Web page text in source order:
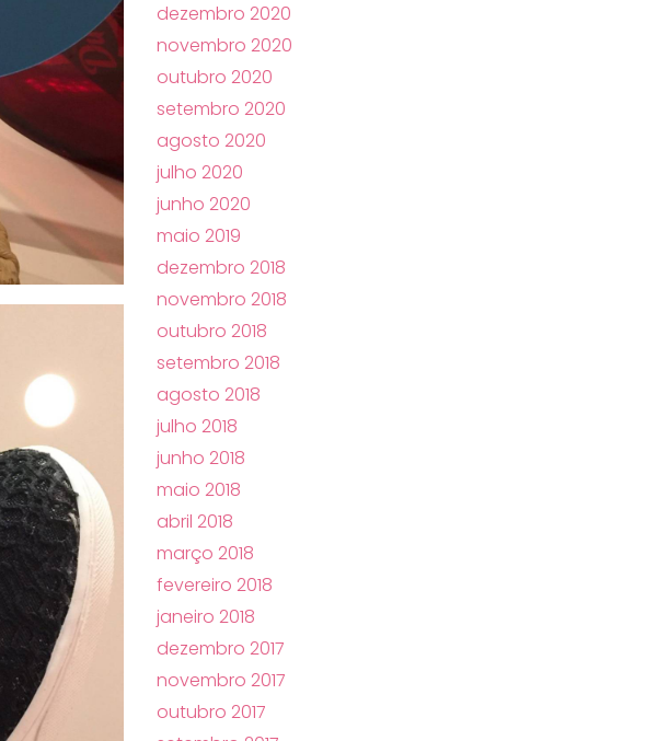
dezembro 2020
novembro 2020
outubro 2020
setembro 2020
agosto 2020
julho 2020
junho 2020
maio 2019
dezembro 2018
novembro 2018
outubro 2018
setembro 2018
agosto 2018
julho 2018
junho 2018
maio 2018
abril 2018
março 2018
fevereiro 2018
janeiro 2018
dezembro 2017
novembro 2017
outubro 2017